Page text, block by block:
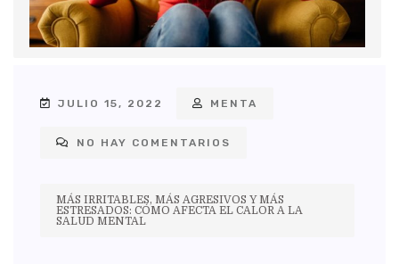
JULIO 15, 2022 MENTA
NO HAY COMENTARIOS
MÁS IRRITABLES, MÁS AGRESIVOS Y MÁS
ESTRESADOS: CÓMO AFECTA EL CALOR A LA
SALUD MENTAL